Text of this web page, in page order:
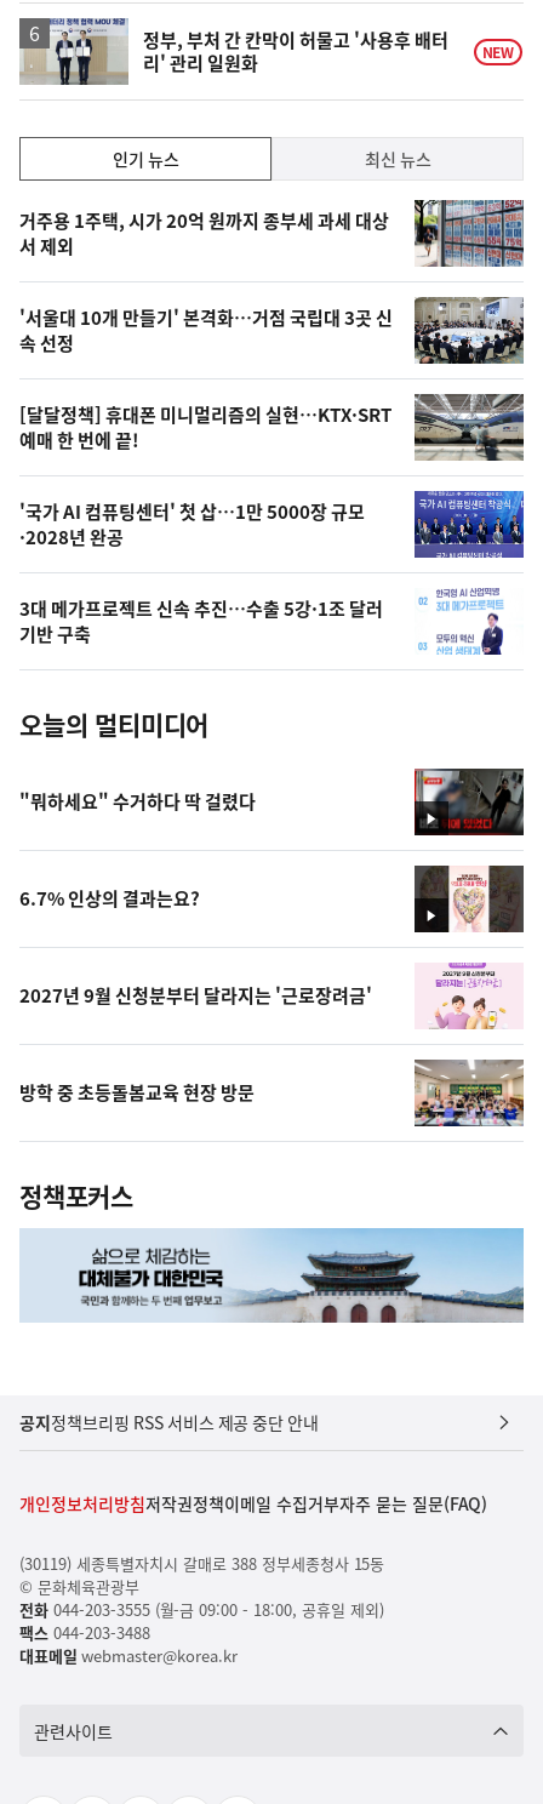
정부, 부처 간 칸막이 허물고 '사용후 배터
리' 관리 일원화
NEW
기,
최
신,
오
늘
의
영
상
오
늘
사
진
인기 뉴스 최신 뉴스
기
뉴
스
거주용 1주택, 시가 20억 원까지 종부세 과세 대상
서 제외
'서울대 10개 만들기' 본격화…거점 국립대 3곳 신
속 선정
[달달정책] 휴대폰 미니멀리즘의 실현…KTX·SRT
예매 한 번에 끝!
'국가 AI 컴퓨팅센터' 첫 삽…1만 5000장 규모
·2028년 완공
3대 메가프로젝트 신속 추진…수출 5강·1조 달러
기반 구축
오늘의 멀티미디어
영
상
"뭐하세요" 수거하다 딱 걸렸다
영
상
6.7% 인상의 결과는요?
2027년 9월 신청분부터 달라지는 '근로장려금'
방학 중 초등돌봄교육 현장 방문
정책포커스
공지정책브리핑 RSS 서비스 제공 중단 안내
개인정보처리방침저작권정책이메일 수집거부자주 묻는 질문(FAQ)
(30119) 세종특별자치시 갈매로 388 정부세종청사 15동
© 문화체육관광부
전화044-203-3555 (월-금 09:00 - 18:00, 공휴일 제외)
팩스044-203-3488
대표메일 webmaster@korea.kr
관련사이트